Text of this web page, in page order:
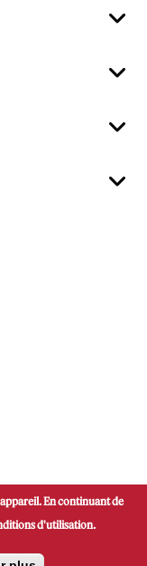
En continuant de
d'utilisation.